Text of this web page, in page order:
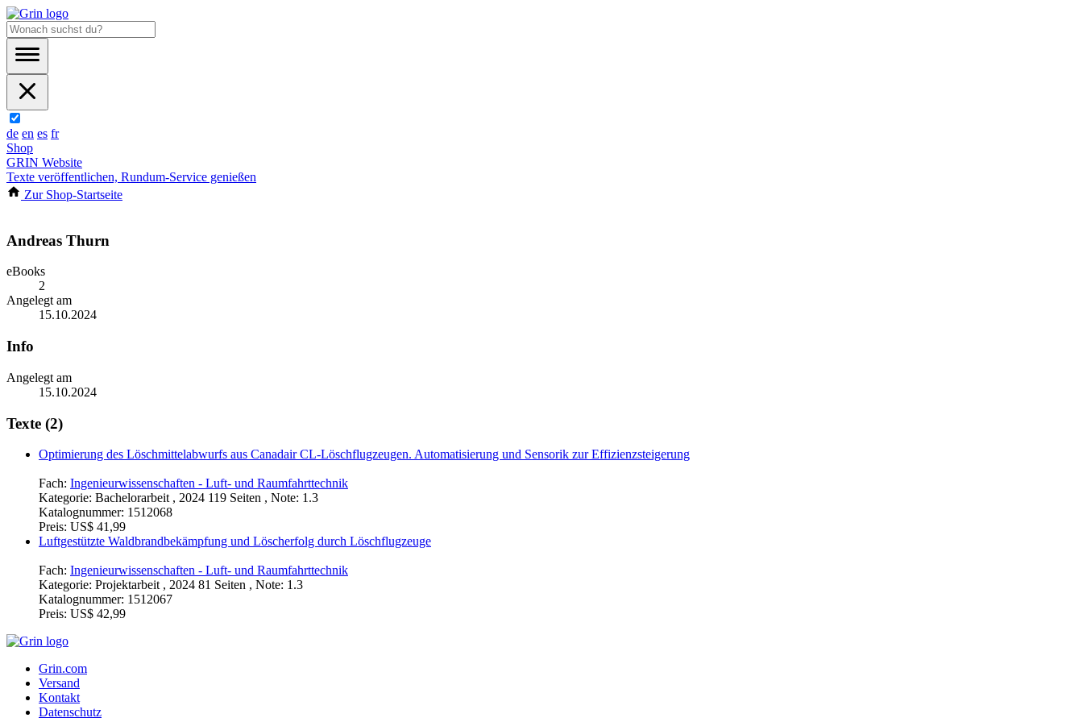
de en es fr
Shop
GRIN Website
Texte veröffentlichen, Rundum-Service genießen
Zur Shop-Startseite
Andreas Thurn
eBooks
2
Angelegt am
15.10.2024
Info
Angelegt am
15.10.2024
Texte (2)
Optimierung des Löschmittelabwurfs aus Canadair CL-Löschflugzeugen. Automatisierung und Sensorik zur Effizienzsteigerung
Fach: Ingenieurwissenschaften - Luft- und Raumfahrttechnik
Kategorie: Bachelorarbeit , 2024 119 Seiten , Note: 1.3
Katalognummer: 1512068
Preis: US$ 41,99
Luftgestützte Waldbrandbekämpfung und Löscherfolg durch Löschflugzeuge
Fach: Ingenieurwissenschaften - Luft- und Raumfahrttechnik
Kategorie: Projektarbeit , 2024 81 Seiten , Note: 1.3
Katalognummer: 1512067
Preis: US$ 42,99
Grin.com
Versand
Kontakt
Datenschutz